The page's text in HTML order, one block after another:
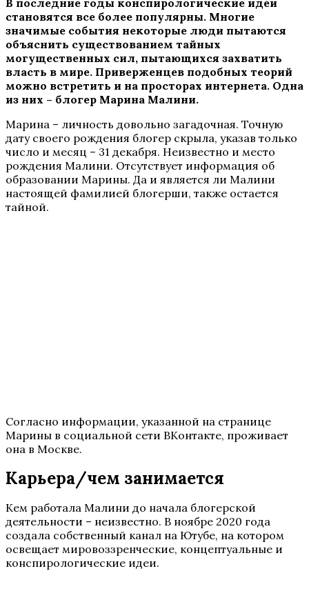
В последние годы конспирологические идеи
становятся все более популярны. Многие
значимые события некоторые люди пытаются
объяснить существованием тайных
могущественных сил, пытающихся захватить
власть в мире. Приверженцев подобных теорий
можно встретить и на просторах интернета. Одна
из них – блогер Марина Малини.
Марина – личность довольно загадочная. Точную
дату своего рождения блогер скрыла, указав только
число и месяц – 31 декабря. Неизвестно и место
рождения Малини. Отсутствует информация об
образовании Марины. Да и является ли Малини
настоящей фамилией блогерши, также остается
тайной.
Согласно информации, указанной на странице
Марины в социальной сети ВКонтакте, проживает
она в Москве.
Карьера/чем занимается
Кем работала Малини до начала блогерской
деятельности – неизвестно. В ноябре 2020 года
создала собственный канал на Ютубе, на котором
освещает мировоззренческие, концептуальные и
конспирологические идеи.